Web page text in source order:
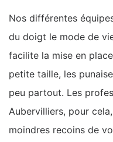
Nos différentes
du doigt le mode de
facilite la mise en
petite taille, les
peu partout. Les
Aubervilliers, pour
moindres recoins de